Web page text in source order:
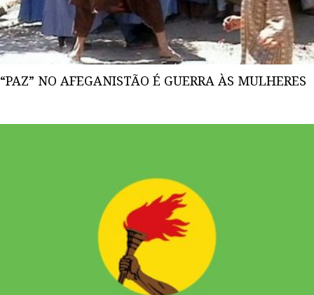
“PAZ” NO AFEGANISTÃO É GUERRA ÀS MULHERES